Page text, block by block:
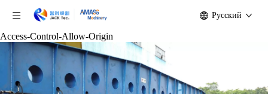
Access-Control-Allow-Origin
Pусский